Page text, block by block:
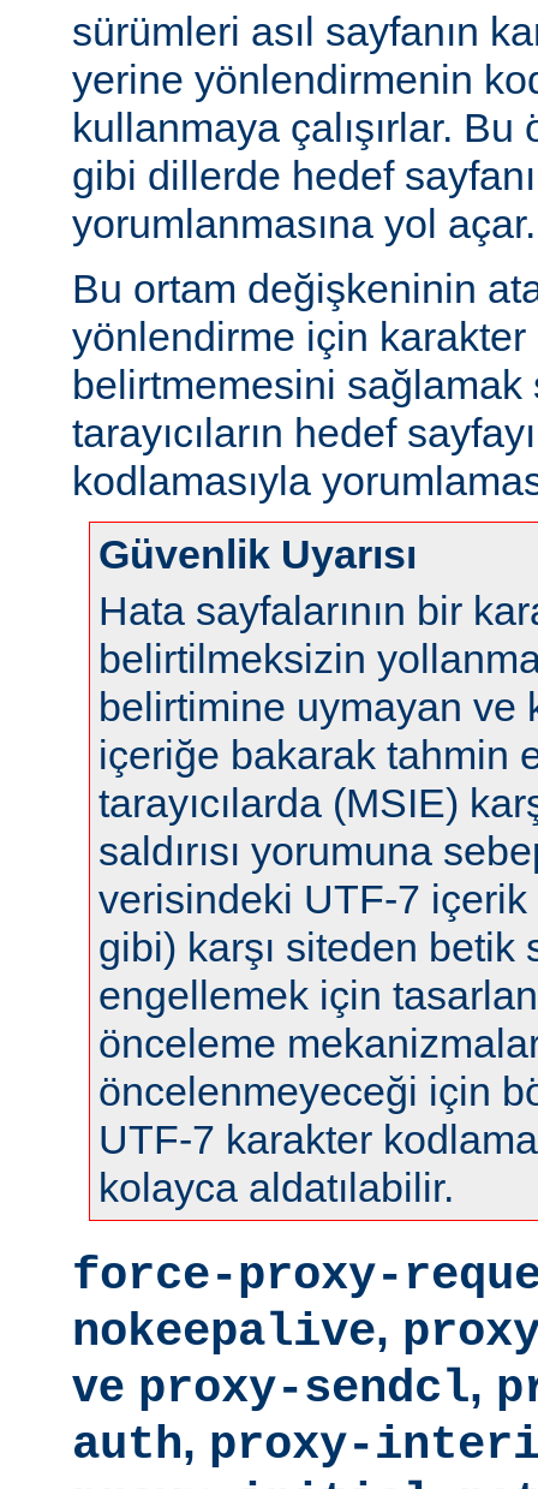
sürümleri asıl sayfanın
yerine yönlendirmenin
kullanmaya çalışırlar.
gibi dillerde hedef
yorumlanmasına yol açar.
Bu ortam değişkeninin
yönlendirme için karakter
belirtmemesini sağlamak
tarayıcıların hedef
kodlamasıyla
Güvenlik Uyarısı
Hata sayfalarının bir
belirtilmeksizin
belirtimine uymayan ve
içeriğe bakarak tahmin
tarayıcılarda (MSIE)
saldırısı yorumuna
verisindeki UTF-7
gibi) karşı siteden betik
engellemek için
önceleme
öncelenmeyeceği için
UTF-7 karakter
kolayca aldatılabilir.
force-proxy-
nokeepalive,
ve proxy-sendcl,
auth, proxy-